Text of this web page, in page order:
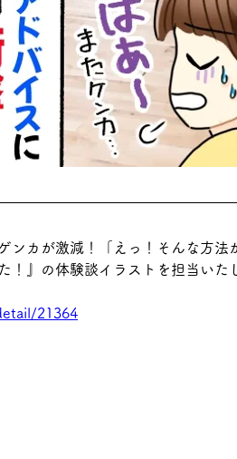
ンカが激減！「えっ！そんな方法
！』の体験談イラストを担当いた
21364